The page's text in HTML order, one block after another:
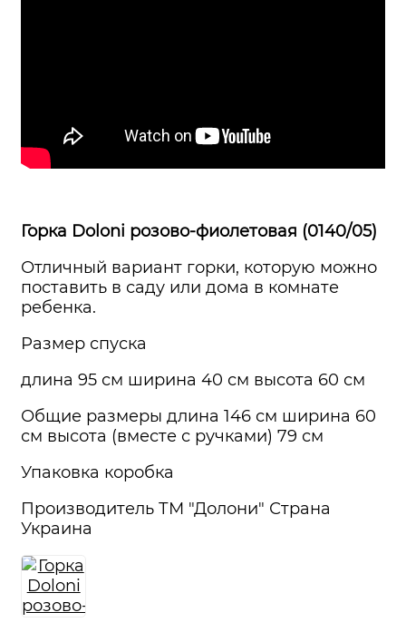
Горка Doloni розово-фиолетовая (0140/05)
Отличный вариант горки, которую можно
поставить в саду или дома в комнате
ребенка.
Размер спуска
длина 95 см ширина 40 см высота 60 см
Общие размеры длина 146 см ширина 60
см высота (вместе с ручками) 79 см
Упаковка коробка
Производитель ТМ "Долони" Страна
Украина